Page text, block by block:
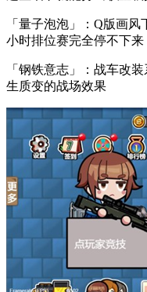
「量子泡泡」：Q版画
小时排位赛完全停不下来
「钢铁意志」：战车改
生质变的战场效果